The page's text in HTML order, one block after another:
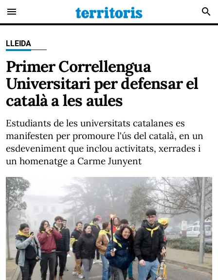
menu search
LLEIDA
Primer Correllengua
Universitari per defensar el
català a les aules
Estudiants de les universitats catalanes es
manifesten per promoure l'ús del català, en un
esdeveniment que inclou activitats, xerrades i
un homenatge a Carme Junyent